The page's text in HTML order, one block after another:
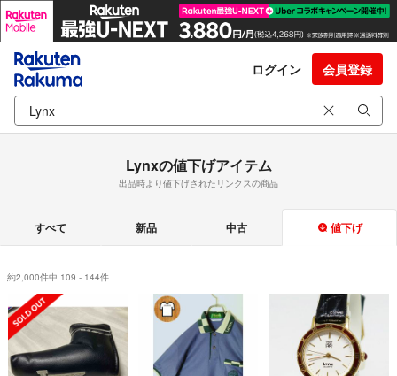
ログイン 会員登録
Lynxの値下げアイテム
出品時より値下げされたリンクスの商品
すべて 新品 中古 値下げ
約2,000件中 109 - 144件